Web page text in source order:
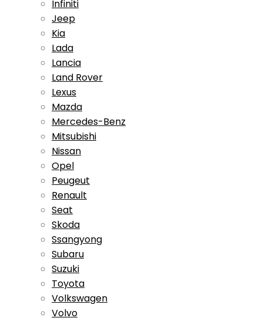
Infiniti
Jeep
Kia
Lada
Lancia
Land Rover
Lexus
Mazda
Mercedes-Benz
Mitsubishi
Nissan
Opel
Peugeut
Renault
Seat
Skoda
Ssangyong
Subaru
Suzuki
Toyota
Volkswagen
Volvo